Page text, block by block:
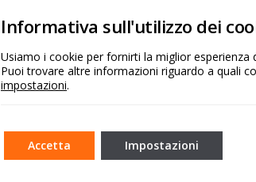
SOCIAL NETWORK
Informativa sull'utilizzo dei
Usiamo i cookie per fornirti la miglior
Puoi trovare altre informazioni riguardo a quali
impostazioni.
Accetta Impostazioni